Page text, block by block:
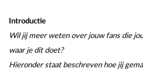
Introductie
Wil jij meer weten over jouw fans die
waar je dit doet?
Hieronder staat beschreven hoe jij